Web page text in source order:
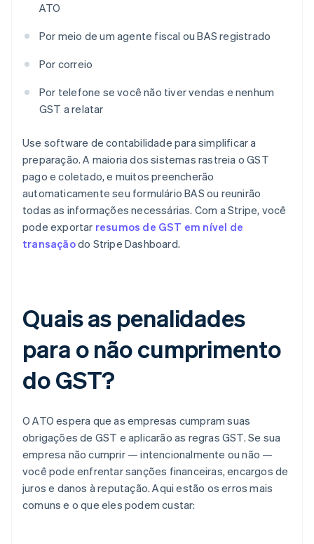
ATO
Por meio de um agente fiscal ou BAS registrado
Por correio
Por telefone se você não tiver vendas e nenhum
GST a relatar
Use software de contabilidade para simplificar a
preparação. A maioria dos sistemas rastreia o GST
pago e coletado, e muitos preencherão
automaticamente seu formulário BAS ou reunirão
todas as informações necessárias. Com a Stripe, você
pode exportar resumos de GST em nível de
transaçãodo Stripe Dashboard.
Quais as penalidades
para o não cumprimento
do GST?
O ATO espera que as empresas cumpram suas
obrigações de GST e aplicarão as regras GST. Se sua
empresa não cumprir — intencionalmente ou não —
você pode enfrentar sanções financeiras, encargos de
juros e danos à reputação. Aqui estão os erros mais
comuns e o que eles podem custar: